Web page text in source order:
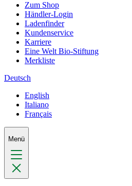
Zum Shop
Händler-Login
Ladenfinder
Kundenservice
Karriere
Eine Welt Bio-Stiftung
Merkliste
Deutsch
English
Italiano
Français
Menü